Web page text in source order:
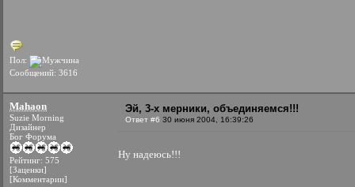
Пол:
Сообщений: 3616
Mahaon
Suzie Morning
Дизайнер
Бог Форума
Рейтинг: 575
[Заценки]
[Комментарии]
Эй, 3-х мерники, объединяемся!!!
Ответ #6 30 июня 2004, 16:39:26
Ну надеюсь!!!